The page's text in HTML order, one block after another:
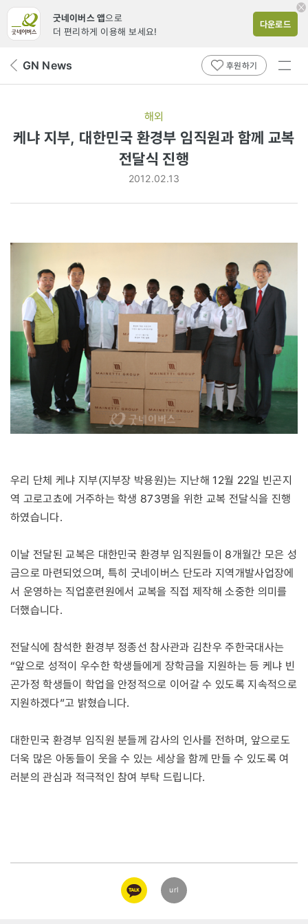
굿네이버스 앱으로
더 편리하게 이용해 보세요!
다운로드
뒤 GN News 후원하기
전체
해외
케냐 지부, 대한민국 환경부 임직원과 함께 교복
전달식 진행
2012.02.13
우리 단체 케냐 지부(지부장 박용원)는 지난해 12월 22일 빈곤지
역 고로고쵸에 거주하는 학생 873명을 위한 교복 전달식을 진행
하였습니다.
이날 전달된 교복은 대한민국 환경부 임직원들이 8개월간 모은 성
금으로 마련되었으며, 특히 굿네이버스 단도라 지역개발사업장에
서 운영하는 직업훈련원에서 교복을 직접 제작해 소중한 의미를
더했습니다.
전달식에 참석한 환경부 정종선 참사관과 김찬우 주한국대사는
“앞으로 성적이 우수한 학생들에게 장학금을 지원하는 등 케냐 빈
곤가정 학생들이 학업을 안정적으로 이어갈 수 있도록 지속적으로
지원하겠다”고 밝혔습니다.
대한민국 환경부 임직원 분들께 감사의 인사를 전하며, 앞으로도
더욱 많은 아동들이 웃을 수 있는 세상을 함께 만들 수 있도록 여
러분의 관심과 적극적인 참여 부탁 드립니다.
카카오
링크
url